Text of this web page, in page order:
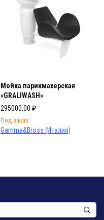
Мойка парикмахерская
«GRALIWASH»
295000,00 ₽
Под заказ
Gamma&Bross (Италия)